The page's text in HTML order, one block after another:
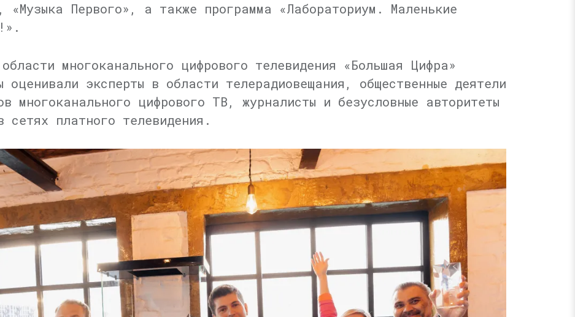
«Музыка Первого», а также программа «Лабораториум. Маленькие
многоканального цифрового телевидения «Большая Цифра»
эксперты в области телерадиовещания, общественные деятели
многоканального цифрового ТВ, журналисты и безусловные авторитеты
сетях платного телевидения.